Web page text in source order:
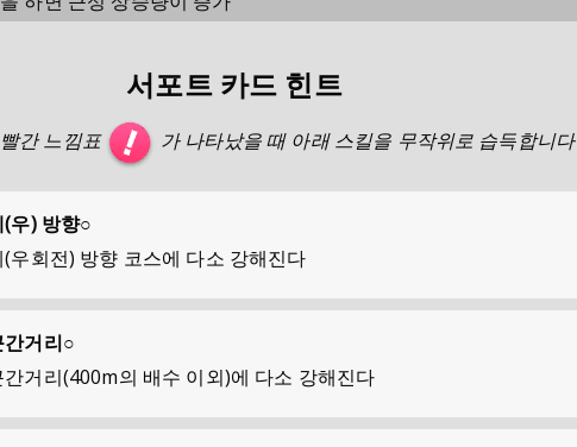
서포트 카드 힌트
간 느낌표 가 나타났을 때 아래 스킬을 무작위로 습득합니다
우) 방향○
우회전) 방향 코스에 다소 강해진다
간거리○
간거리(400m의 배수 이외)에 다소 강해진다